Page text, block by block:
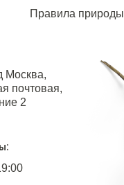
Правила природы
Москва,
почтовая,
2